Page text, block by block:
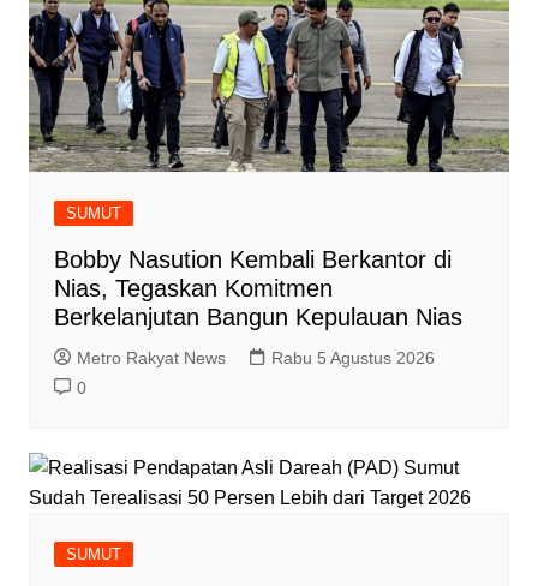
SUMUT
Bobby Nasution Kembali Berkantor di
Nias, Tegaskan Komitmen
Berkelanjutan Bangun Kepulauan Nias
Metro Rakyat News
Rabu 5 Agustus 2026
0
SUMUT